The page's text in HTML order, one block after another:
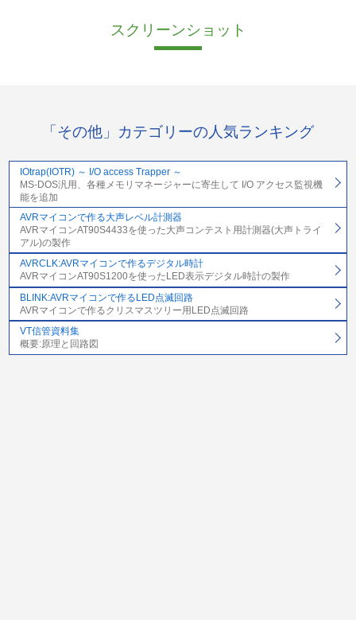
スクリーンショット
「その他」カテゴリーの人気ランキング
IOtrap(IOTR) ～ I/O access Trapper ～
MS-DOS汎用、各種メモリマネージャーに寄生して I/O アクセス監視機
能を追加
AVRマイコンで作る大声レベル計測器
AVRマイコンAT90S4433を使った大声コンテスト用計測器(大声トライ
アル)の製作
AVRCLK:AVRマイコンで作るデジタル時計
AVRマイコンAT90S1200を使ったLED表示デジタル時計の製作
BLINK:AVRマイコンで作るLED点滅回路
AVRマイコンで作るクリスマスツリー用LED点滅回路
VT信管資料集
概要:原理と回路図